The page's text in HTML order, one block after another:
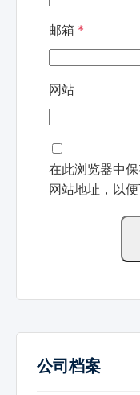
邮箱 *
网站
在此浏览器中
网站地址，以便
公司档案